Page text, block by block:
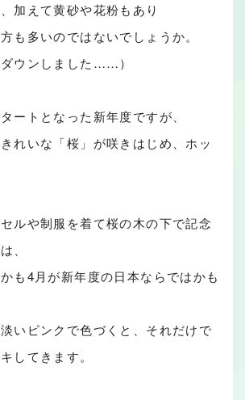
加えて黄砂や花粉もあり
も多いのではないでしょうか。
ダウンしました……）
ートとなった新年度ですが、
れいな「桜」が咲きはじめ、ホッ
ルや制服を着て桜の木の下で記念
、
も4月が新年度の日本ならではかも
いピンクで色づくと、それだけで
してきます。